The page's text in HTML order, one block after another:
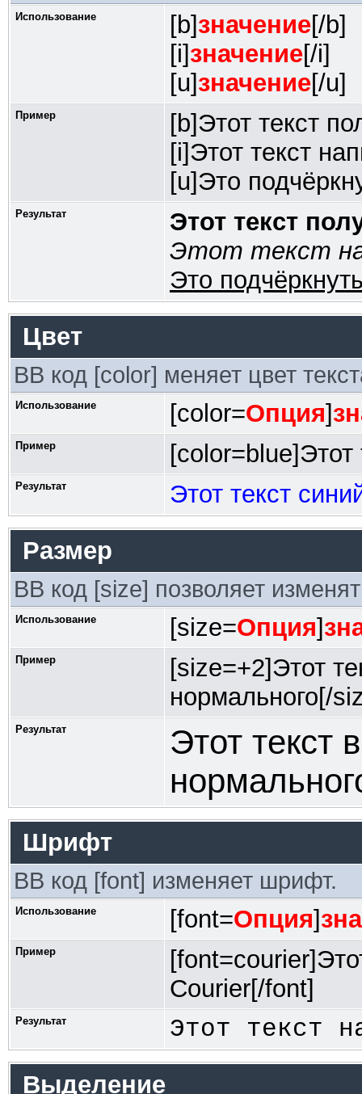
Использование [b]значение[/b]
[i]значение[/i]
[u]значение[/u]
Пример
[b]Этот текст
[i]Этот текст
[u]Это
Результат
Этот текст
Этот текст
Это
Цвет
BB код [color] меняет цвет
Использование [color=Опция]
Пример [color=blue]Этот
Результат
Этот текст
Размер
BB код [size] позволяет
Использование [size=Опция]
Пример
[size=+2]Этот
нормального[/
Результат
Этот текст
Шрифт
BB код [font] изменяет шрифт.
Использование [font=Опция]
Пример
Courier[/font]
Результат
Этот текст
Выделение